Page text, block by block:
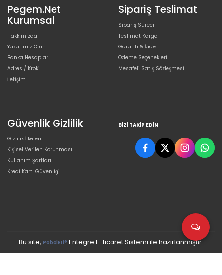
Pegem.Net
Kurumsal
Hakkımızda
Yazarımız Olun
Banka Hesapları
Adres / Kroki
İletişim
Sipariş Teslimat
Sipariş Süreci
Teslimat Kargo
Garanti & İade
Ödeme Seçenekleri
Mesafeli Satış Sözleşmesi
Güvenlik Gizlilik
Gizlilik İlkeleri
Kişisel Verilen Korunması
Kullanım Şartları
Kredi Kartı Güvenliği
BIZI TAKIP EDIN
Bu site, PobolEti® Entegre E-ticaret Sistemi ile hazırlanmıştır.